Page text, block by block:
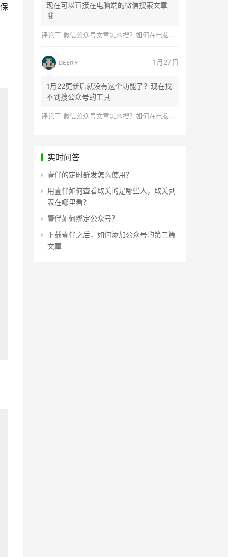
现在可以直接在电脑端的微信搜索文章
哦
评论于 微信公众号文章怎么搜？如何在电脑上搜索公众号文章？
ᴅᴇᴇʀʏ 1月27日
1月22更新后就没有这个功能了？现在找
不到搜公众号的工具
评论于 微信公众号文章怎么搜？如何在电脑上搜索公众号文章？
实时问答
壹伴的定时群发怎么使用？
用壹伴如何查看取关的是哪些人，取关列
表在哪里看？
壹伴如何绑定公众号？
下载壹伴之后，如何添加公众号的第二篇
文章